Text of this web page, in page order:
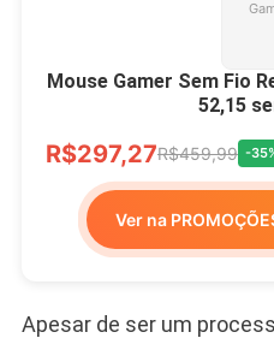
Mouse Gamer Sem Fio
52,15
R$297,27R$459,99 -
Ver na
Apesar de ser um